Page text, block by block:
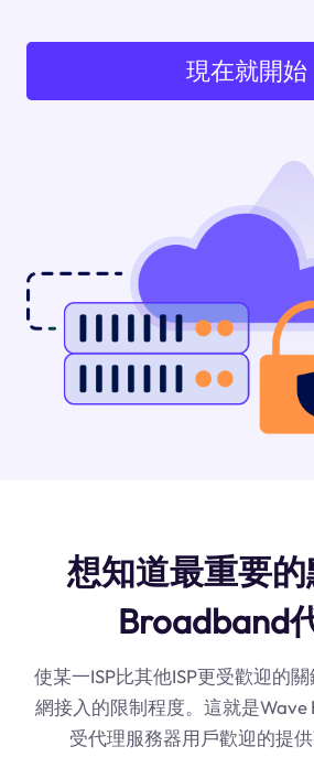
現在就開始
想知道最重要
Broadband
使某一ISP比其他ISP更受歡迎的
網接入的限制程度。這就是Wave
受代理服務器用戶歡迎的提供